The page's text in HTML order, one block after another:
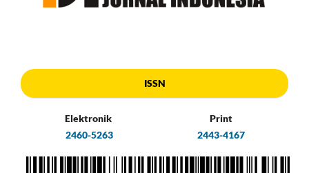
ISSN
Elektronik
2460-5263
Print
2443-4167